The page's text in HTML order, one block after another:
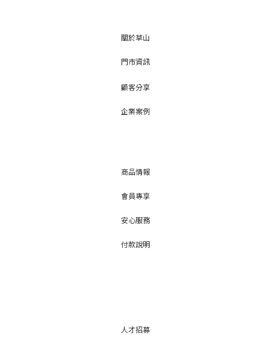
關於草山
門市資訊
顧客分享
企業案例
商品情報
會員專享
安心服務
付款說明
人才招募